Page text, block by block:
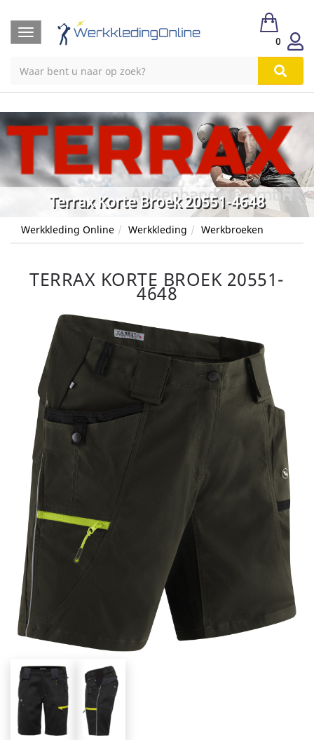
Toggle
navigation
0
Terrax Korte Broek 20551-4648
Werkkleding Online Werkkleding Werkbroeken
TERRAX KORTE BROEK 20551-
4648